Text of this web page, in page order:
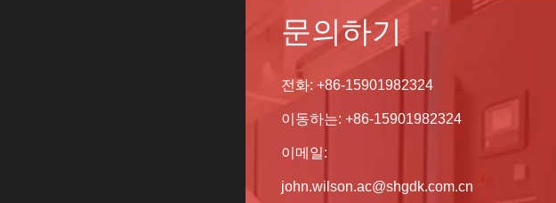
문의하기
전화: +86-15901982324
이동하는: +86-15901982324
이메일:
john.wilson.ac@shgdk.com.cn